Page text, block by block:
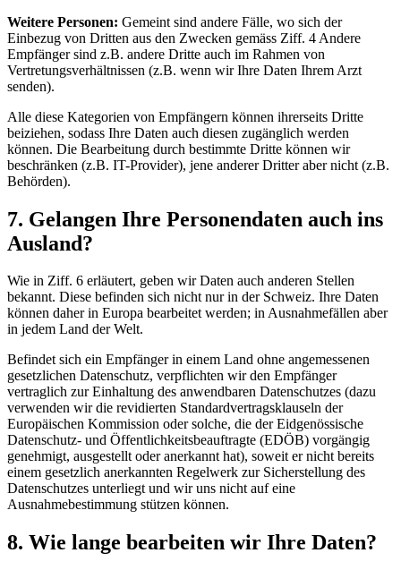
Weitere Personen: Gemeint sind andere Fälle, wo sich der
Einbezug von Dritten aus den Zwecken gemäss Ziff. 4 Andere
Empfänger sind z.B. andere Dritte auch im Rahmen von
Vertretungsverhältnissen (z.B. wenn wir Ihre Daten Ihrem Arzt
senden).
Alle diese Kategorien von Empfängern können ihrerseits Dritte
beiziehen, sodass Ihre Daten auch diesen zugänglich werden
können. Die Bearbeitung durch bestimmte Dritte können wir
beschränken (z.B. IT-Provider), jene anderer Dritter aber nicht (z.B.
Behörden).
7. Gelangen Ihre Personendaten auch ins
Ausland?
Wie in Ziff. 6 erläutert, geben wir Daten auch anderen Stellen
bekannt. Diese befinden sich nicht nur in der Schweiz. Ihre Daten
können daher in Europa bearbeitet werden; in Ausnahmefällen aber
in jedem Land der Welt.
Befindet sich ein Empfänger in einem Land ohne angemessenen
gesetzlichen Datenschutz, verpflichten wir den Empfänger
vertraglich zur Einhaltung des anwendbaren Datenschutzes (dazu
verwenden wir die revidierten Standardvertragsklauseln der
Europäischen Kommission oder solche, die der Eidgenössische
Datenschutz- und Öffentlichkeitsbeauftragte (EDÖB) vorgängig
genehmigt, ausgestellt oder anerkannt hat), soweit er nicht bereits
einem gesetzlich anerkannten Regelwerk zur Sicherstellung des
Datenschutzes unterliegt und wir uns nicht auf eine
Ausnahmebestimmung stützen können.
8. Wie lange bearbeiten wir Ihre Daten?